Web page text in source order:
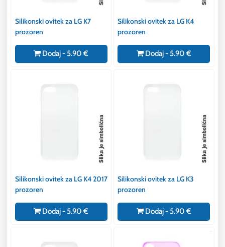
Silikonski ovitek za LG K7
prozoren
Dodaj - 5.90 €
Silikonski ovitek za LG K4
prozoren
Dodaj - 5.90 €
Silikonski ovitek za LG K4 2017
prozoren
Dodaj - 5.90 €
Silikonski ovitek za LG K3
prozoren
Dodaj - 5.90 €